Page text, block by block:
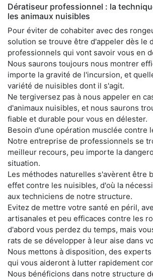
Dératiseur professionnel : la
les animaux nuisibles
Pour éviter de cohabiter avec des
solution se trouve être d'appeler dès le
professionnels qui vont savoir vous en
Nous saurons toujours nous montrer
importe la gravité de l'incursion, et
variété de nuisibles dont il s'agit.
Ne tergiversez pas à nous appeler en
d'animaux nuisibles, et nous saurons
fiable et durable pour vous en délester.
Besoin d'une opération musclée contre
Notre entreprise de professionnels se
meilleur recours, peu importe la
situation.
Les méthodes naturelles s'avèrent être
effet contre les nuisibles, d'où la
aux techniciens de notre structure.
Evitez de mettre votre santé en péril,
artisanales et peu efficaces contre les
d'abord vous perdez du temps, mais
rats de se développer à leur aise dans
Nous mettons à disposition, des
qui vous aideront à lutter rapidement
Nous bénéficions dans notre structure